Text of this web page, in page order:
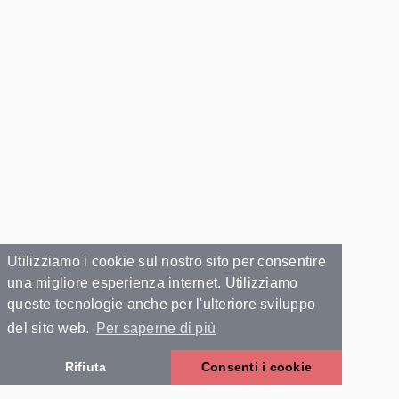
Utilizziamo i cookie sul nostro sito per consentire
una migliore esperienza internet. Utilizziamo
queste tecnologie anche per l'ulteriore sviluppo
del sito web.
Per saperne di più
Rifiuta Consenti i cookie